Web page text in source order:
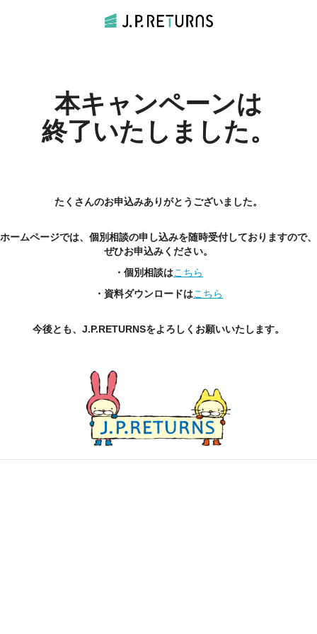
本キャンペーンは
終了いたしました。
たくさんのお申込みありがとうございました。
ホームページでは、個別相談の申し込みを随時受付しておりますので、
ぜひお申込みください。
・個別相談はこちら
・資料ダウンロードはこちら
今後とも、J.P.RETURNSをよろしくお願いいたします。